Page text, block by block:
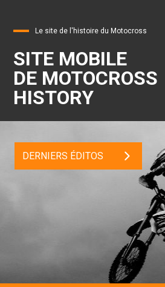
Le site de l'histoire du Motocross
SITE MOBILE
DE MOTOCROSS
HISTORY
DERNIERS ÉDITOS